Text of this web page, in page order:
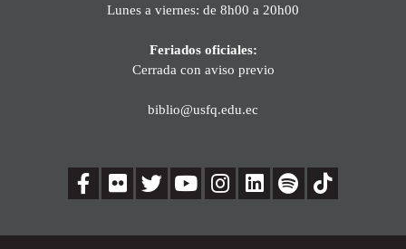
Lunes a viernes: de 8h00 a 20h00
Feriados oficiales:
Cerrada con aviso previo
biblio@usfq.edu.ec